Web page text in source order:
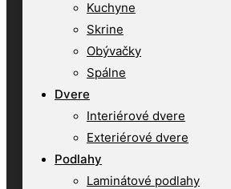
Kuchyne
Skrine
Obývačky
Spálne
Dvere
Interiérové dvere
Exteriérové dvere
Podlahy
Laminátové podlahy